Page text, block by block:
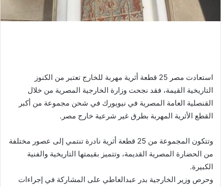
استعادت مصر 25 قطعة أثرية مهربة للخارج تعتبر من الكنوز
التاريخية القيمة، فقد نجحت وزارة الخارجية المصرية من خلال
القنصلية العامة المصرية في نيويورك في شحن مجموعة من أكبر
القطع الأثرية المهربة بطرق غير شرعية خارج مصر.
وتتكون المجموعة من 25 قطعة أثرية نادرة تنتمي إلى عصور مختلفة
من الحضارة المصرية القديمة، وتتميز بقيمتها التاريخية والفنية
الكبيرة.
وحرص وزير الخارجية بدر عبدالعاطي على المشاركة في إجراءات